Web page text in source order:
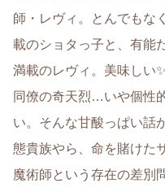
師・レヴィ。とんでもな
載のショタっ子と、有能
満載のレヴィ。美味しい✨
同僚の奇天烈…いや個性
い。そんな甘酸っぱい話
態貴族やら、命を賭けた
魔術師という存在の差別